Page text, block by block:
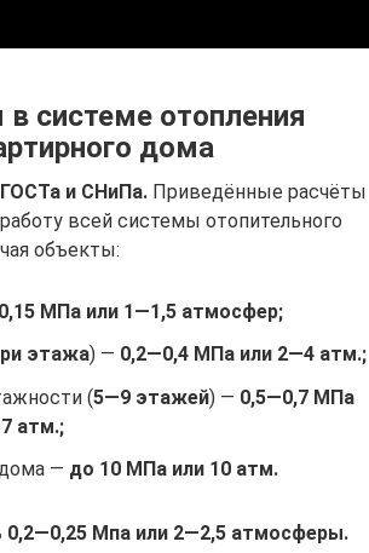
системе отопления
дома
ГОСТа и СНиПа. Приведённые расчёты
всей системы отопительного
объекты:
МПа или 1—1,5 атмосфер;
этажа) — 0,2—0,4 МПа или 2—4 атм.;
(5—9 этажей) — 0,5—0,7 МПа
атм.;
— до 10 МПа или 10 атм.
0,2—0,25 Мпа или 2—2,5 атмосферы.